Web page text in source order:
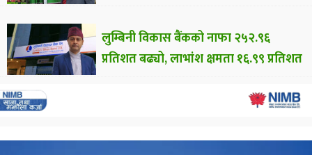
लुम्बिनी विकास बैंकको नाफा २५२.९६
प्रतिशत बढ्यो, लाभांश क्षमता १६.९९ प्रतिशत